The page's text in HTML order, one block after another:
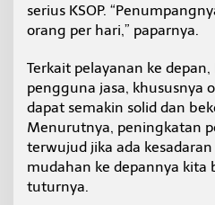
serius KSOP.
orang per hari,” paparnya.
Terkait pelayanan ke
pengguna jasa, khususnya
dapat semakin solid dan
Menurutnya, peningkatan
terwujud jika ada
mudahan ke depannya kita
tuturnya.